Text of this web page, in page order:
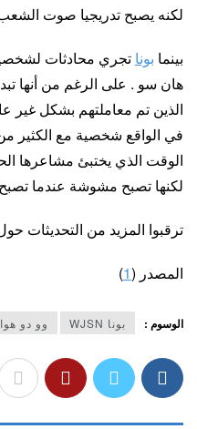
لكنه يصبح تدريجيا صوت
بينما بونا تجري محادثات
هان سو . على الرغم من أنها
الذين تم معاملتهم بشكل غير
في الواقع شخصية مع الكثير
الوقت الذي يختبئ مشاعرها
لكنها تصبح مشوشة عندما تصبح
ترقبوا المزيد من التحديثات
المصدر (1
)
الوسوم : بونا WJSN وو دو